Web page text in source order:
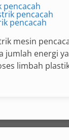
pencacah
pencacah
pencacah
mesin
jumlah energi
limbah